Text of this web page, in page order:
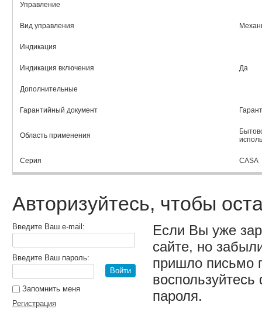
Управление
Вид управления
Индикация
Индикация включения Да
Дополнительные
Гарантийный документ
Область применения
Серия CASA
Авторизуйтесь, чтобы
Введите Ваш e-mail:
Введите Ваш пароль:
Войти
Запомнить меня
Регистрация
Если Вы уже
сайте, но
пришло письмо
пароля.